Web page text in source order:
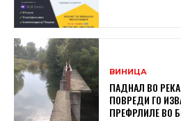
ВИНИЦА
ПАДНАЛ ВО
ПОВРЕДИ ГО
ПРЕФРЛИЛЕ ВО